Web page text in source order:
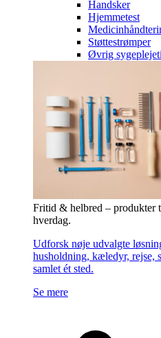
Handsker
Hjemmetest
Støttestrømper
Øvrig
Fritid & helbred – produkter
hverdag.
Udforsk nøje udvalgte
husholdning, kæledyr, rejse,
samlet ét sted.
Se mere